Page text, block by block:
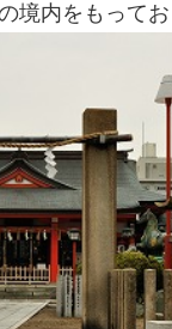
境内をもって